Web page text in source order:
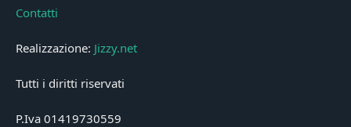
Contatti
Realizzazione: Jizzy.net
Tutti i diritti riservati
P.Iva 01419730559